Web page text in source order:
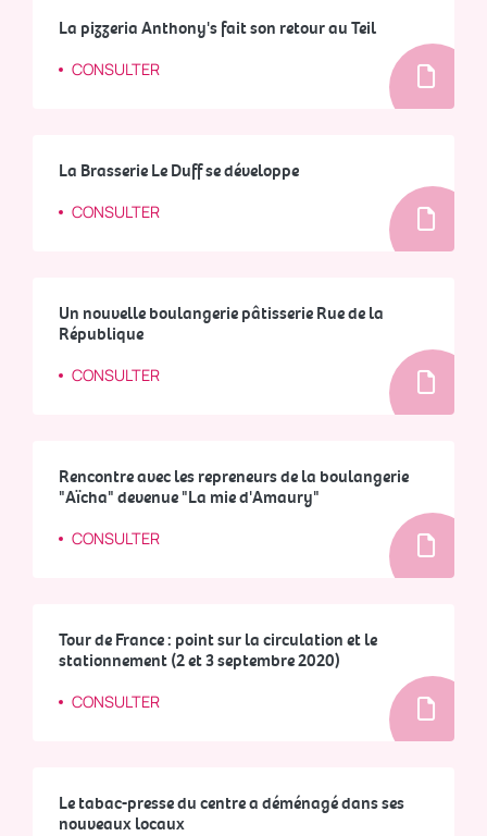
La pizzeria Anthony's fait son retour au Teil
CONSULTER
La Brasserie Le Duff se développe
CONSULTER
Un nouvelle boulangerie pâtisserie Rue de la
République
CONSULTER
Rencontre avec les repreneurs de la boulangerie
"Aïcha" devenue "La mie d'Amaury"
CONSULTER
Tour de France : point sur la circulation et le
stationnement (2 et 3 septembre 2020)
CONSULTER
Le tabac-presse du centre a déménagé dans ses
nouveaux locaux